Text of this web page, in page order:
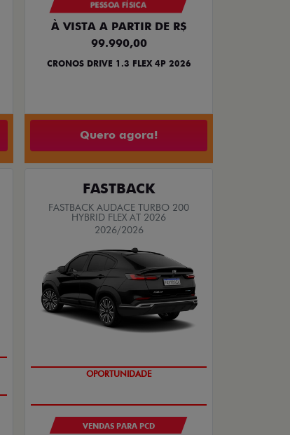
PESSOA FÍSICA
À VISTA A PARTIR DE R$
99.990,00
CRONOS DRIVE 1.3 FLEX 4P 2026
Quero agora!
FASTBACK
FASTBACK AUDACE TURBO 200
HYBRID FLEX AT 2026
2026/2026
OPORTUNIDADE
VENDAS PARA PCD